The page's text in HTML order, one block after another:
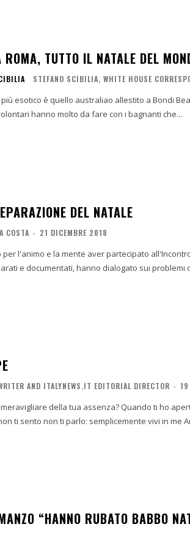
TUTTO IL NATALE DEL
STEFANO SCIBILIA, WHITE HOUSE
hanno molto da fare con i bagnanti che...
DEL NATALE
COSTA - 21 DICEMBRE 2018
per l'animo e la mente aver partecipato
e documentati, hanno dialogato sui problemi
AND ITALYNEWS.IT EDITORIAL DIRECTOR - 19
“HANNO RUBATO BABBO